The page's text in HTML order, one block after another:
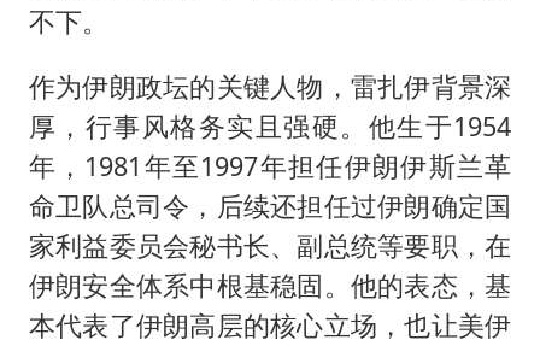
不下。
作为伊朗政坛的关键人物，雷扎伊背景深
厚，行事风格务实且强硬。他生于1954
年，1981年至1997年担任伊朗伊斯兰革
命卫队总司令，后续还担任过伊朗确定国
家利益委员会秘书长、副总统等要职，在
伊朗安全体系中根基稳固。他的表态，基
本代表了伊朗高层的核心立场，也让美伊